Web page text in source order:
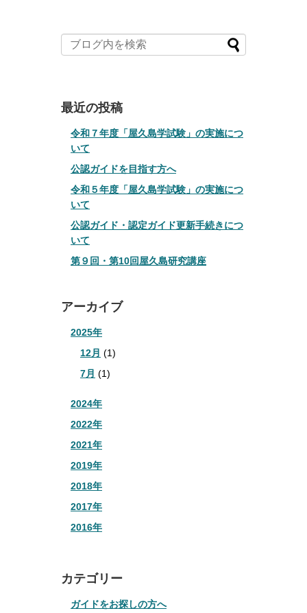
最近の投稿
令和７年度「屋久島学試験」の実施につ
いて
公認ガイドを目指す方へ
令和５年度「屋久島学試験」の実施につ
いて
公認ガイド・認定ガイド更新手続きにつ
いて
第９回・第10回屋久島研究講座
アーカイブ
2025年
12月 (1)
7月 (1)
2024年
2022年
2021年
2019年
2018年
2017年
2016年
カテゴリー
ガイドをお探しの方へ